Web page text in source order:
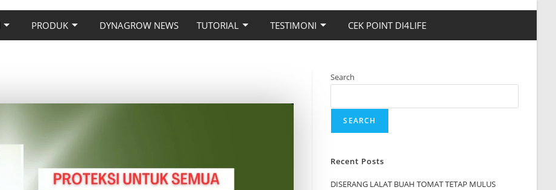
PRODUK DYNAGROW NEWS TUTORIAL TESTIMONI CEK POINT DI4LIFE
Search
SEARCH
Recent Posts
DISERANG LALAT BUAH TOMAT TETAP MULUS